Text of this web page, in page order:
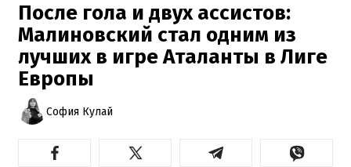
После гола и двух ассистов:
Малиновский стал одним из
лучших в игре Аталанты в Лиге
Европы
София Кулай